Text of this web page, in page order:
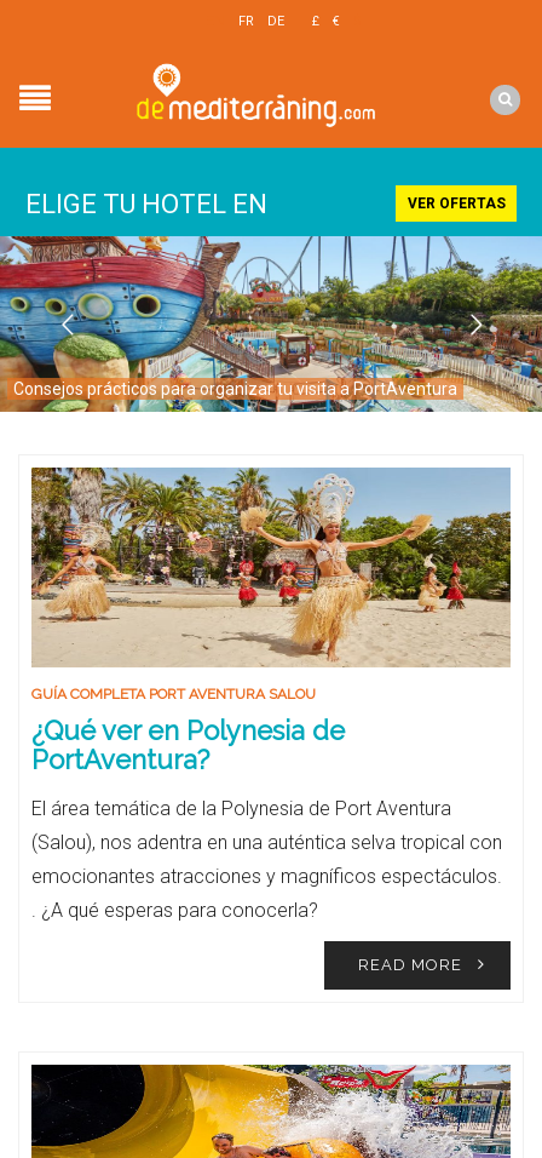
FR DE £ €
ELIGE TU HOTEL EN VER OFERTAS
GUÍA COMPLETA PORT AVENTURA SALOU
¿Qué ver en Polynesia de
PortAventura?
El área temática de la Polynesia de Port Aventura
(Salou), nos adentra en una auténtica selva tropical con
emocionantes atracciones y magníficos espectáculos.
. ¿A qué esperas para conocerla?
READ MORE